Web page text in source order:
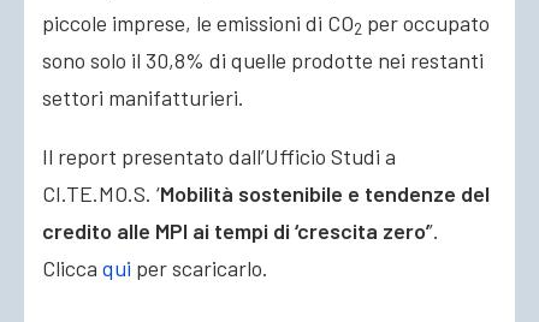
piccole imprese, le emissioni di CO2 per occupato
sono solo il 30,8% di quelle prodotte nei restanti
settori manifatturieri.
Il report presentato dall’Ufficio Studi a
CI.TE.MO.S. ‘Mobilità sostenibile e tendenze del
credito alle MPI ai tempi di ‘crescita zero’’.
Clicca qui per scaricarlo.